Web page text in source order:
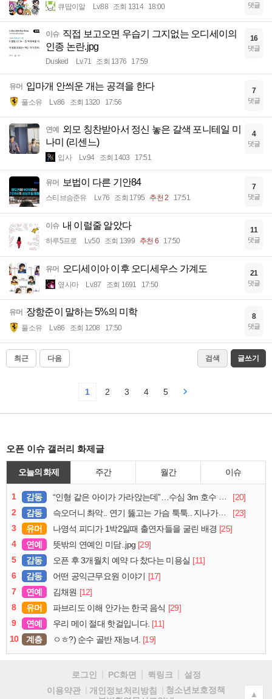
큐땁이알 Lv.88 조회 1314 18:00 댓글
이슈 직접 보고오면 우습기 그지없는 오디세이의
인종 논란.jpg
Dusked Lv.71 조회 1376 17:59
16
댓글
유머 입마개 안씌운 개는 공격을 한다
풀소유 Lv.86 조회 1320 17:56
7
댓글
연예 외모 칭찬받아서 정신 놓은 갈색 포니테일 미
나미 (리센느)
입사 Lv.94 조회 1403 17:51
4
댓글
유머 보법이 다른 기안84
스티브승준유 Lv.76 조회 1795 추천 2 17:51
7
댓글
이슈 내 이럴줄 알았다
하루5프로 Lv.50 조회 1399 추천 6 17:50
11
댓글
유머 오디세이아 이후 오디세우스 가계도
옆사마 Lv.87 조회 1691 17:50
21
댓글
유머 장항준이 말하는 5%의 미학
풀소유 Lv.86 조회 1208 17:50
8
댓글
최근 다음 검색 글쓰기
1 2 3 4 5
오픈 이슈 갤러리 화제글
오늘의 화제 주간 월간 이슈
1 감동 “인형 같은 아이가 가라앉는데”…수심 3m 호수 뛰어든 60대 의인
[20]
2
감동 슥오더니 촤악.. 연기 뚫고는 가슴 툭툭.. 지나가던 아재의 정체
[23]
3
유머 나영석 피디가 1박2일때 출연자들을 굴린 배경 [25]
4
연예 뜻밖의 연예인 미담..jpg [29]
5
감동 오픈 후 3개월치 예약 다 찼다는 미용실 [11]
6
감동 어떤 공익근무요원 이야기 [17]
7
연예 김채원 [12]
8
유머 파브리도 이해 안가는 한국 음식 [29]
9
연예 우리 메이 절대 핫걸입니다. [11]
10
계층 ㅇㅎ?) 순수 골반 재능녀. [19]
로그인 PC화면 퀵링크
설정
이용약관
개인정보처리방침
청소년보호정책
▲